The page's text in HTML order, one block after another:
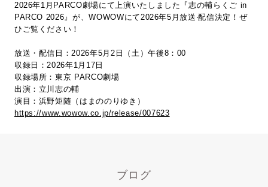
2026年1月PARCO劇場にて上演いたしました『志の輔らくご in
PARCO 2026』が、WOWOWにて2026年5⽉放送‧配信決定！ぜ
ひご覧ください！
放送・配信日：2026年5月2日（土）午後8：00
収録日：2026年1月17日
収録場所：東京 PARCO劇場
出演：立川志の輔
演目：浜野矩随（はまののりゆき）
https://www.wowow.co.jp/release/007623
ブログ